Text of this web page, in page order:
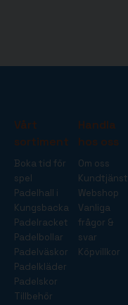
Vårt
sortiment
Boka tid för
spel
Padelhall i
Kungsbacka
Padelracket
Padelbollar
Padelväskor
Padelkläder
Padelskor
Tillbehör
Handla
hos oss
Om oss
Kundtjänst
Webshop
Vanliga
frågor &
svar
Köpvillkor